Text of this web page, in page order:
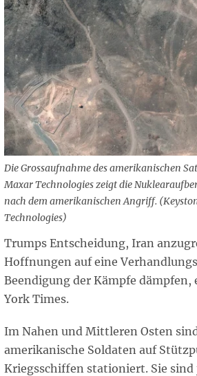
Die Grossaufnahme des amerikanischen
Maxar Technologies zeigt die
nach dem amerikanischen Angriff.
Technologies)
Trumps Entscheidung, Iran
Hoffnungen auf eine
Beendigung der Kämpfe dämpfen,
York Times.
Im Nahen und Mittleren Osten
amerikanische Soldaten auf
Kriegsschiffen stationiert. Sie